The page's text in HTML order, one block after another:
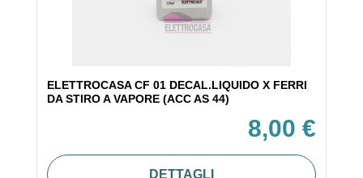
ELETTROCASA CF 01 DECAL.LIQUIDO X FERRI
DA STIRO A VAPORE (ACC AS 44)
8,00 €
DETTAGLI